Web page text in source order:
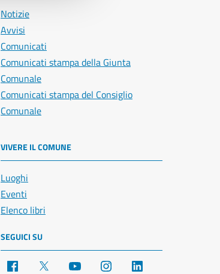
Notizie
Avvisi
Comunicati
Comunicati stampa della Giunta
Comunale
Comunicati stampa del Consiglio
Comunale
VIVERE IL COMUNE
Luoghi
Eventi
Elenco libri
SEGUICI SU
Facebook YouTube Instagram